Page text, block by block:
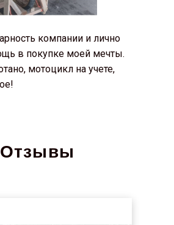
компании и лично
в покупке моей мечты.
мотоцикл на учете,
Отзывы